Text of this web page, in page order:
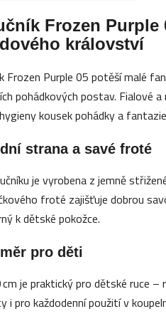
Frozen Purple
království
Frozen Purple 05 potěší malé
pohádkových postav. Fialové
kousek pohádky a
strana a savé froté
je vyrobena z jemně
froté zajišťuje dobrou
k dětské pokožce.
pro děti
je praktický pro dětské ruce –
i pro každodenní použití v